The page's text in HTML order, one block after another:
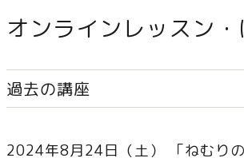
オンラインレッスン
過去の講座
2024年8月24日（土） 「ねむりの